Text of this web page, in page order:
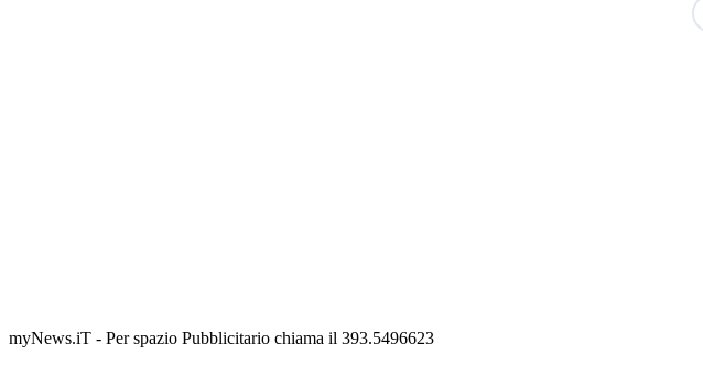
myNews.iT - Per spazio Pubblicitario chiama il 393.5496623